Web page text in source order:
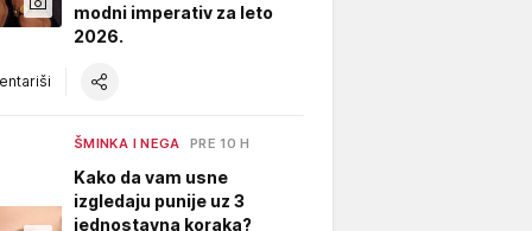
modni imperativ za leto
2026.
ŠMINKA I NEGA PRE 10 H
Kako da vam usne
izgledaju punije uz 3
jednostavna koraka?